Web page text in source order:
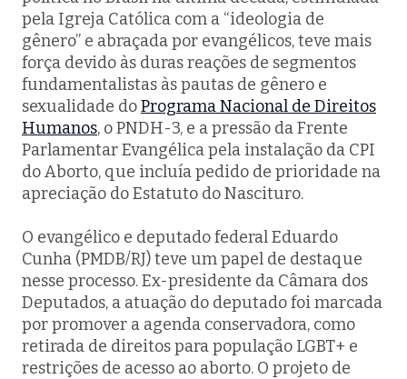
pela Igreja Católica com a “ideologia de
gênero” e abraçada por evangélicos, teve mais
força devido às duras reações de segmentos
fundamentalistas às pautas de gênero e
sexualidade doPrograma Nacional de Direitos
Humanos, o PNDH-3, e a pressão da Frente
Parlamentar Evangélica pela instalação da CPI
do Aborto, que incluía pedido de prioridade na
apreciação do Estatuto do Nascituro.
O evangélico e deputado federal Eduardo
Cunha (PMDB/RJ) teve um papel de destaque
nesse processo. Ex-presidente da Câmara dos
Deputados, a atuação do deputado foi marcada
por promover a agenda conservadora, como
retirada de direitos para população LGBT+ e
restrições de acesso ao aborto. O projeto de